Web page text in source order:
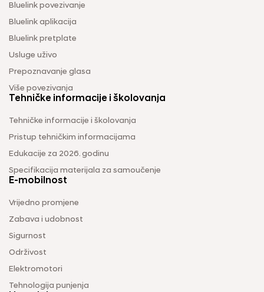
Bluelink povezivanje
Bluelink aplikacija
Bluelink pretplate
Usluge uživo
Prepoznavanje glasa
Više povezivanja
Tehničke informacije i školovanja
Tehničke informacije i školovanja
Pristup tehničkim informacijama
Edukacije za 2026. godinu
Specifikacija materijala za samoučenje
E-mobilnost
Vrijedno promjene
Zabava i udobnost
Sigurnost
Održivost
Elektromotori
Tehnologija punjenja